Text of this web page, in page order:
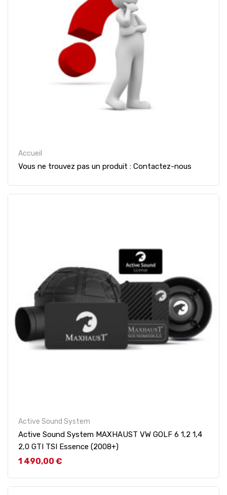
Accueil
Vous ne trouvez pas un produit : Contactez-nous
Active Sound System
Active Sound System MAXHAUST VW GOLF 6 1,2 1,4
2,0 GTI TSI Essence (2008+)
Prix
1 490,00 €